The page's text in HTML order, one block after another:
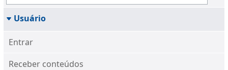
Usuário
Entrar
Receber conteúdos